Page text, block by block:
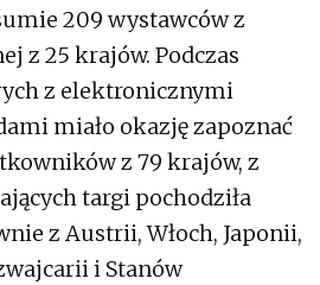
209 wystawców z
z 25 krajów. Podczas
z elektronicznymi
miało okazję zapoznać
z 79 krajów, z
targi pochodziła
z Austrii, Włoch, Japonii,
i Stanów